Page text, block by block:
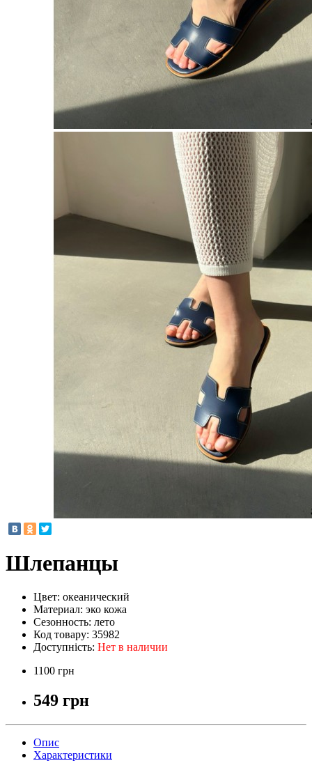
Шлепанцы
Цвет: океанический
Материал: эко кожа
Сезонность: лето
Код товару: 35982
Доступність: Нет в наличии
1100 грн
549 грн
Опис
Характеристики